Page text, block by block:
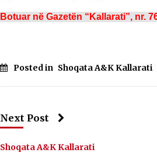
Botuar në Gazetën “Kallarati”, nr.
Posted in Shoqata A&K Kallarati
Next Post
Shoqata A&K Kallarati